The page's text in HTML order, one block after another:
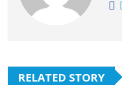
RELATED STORY